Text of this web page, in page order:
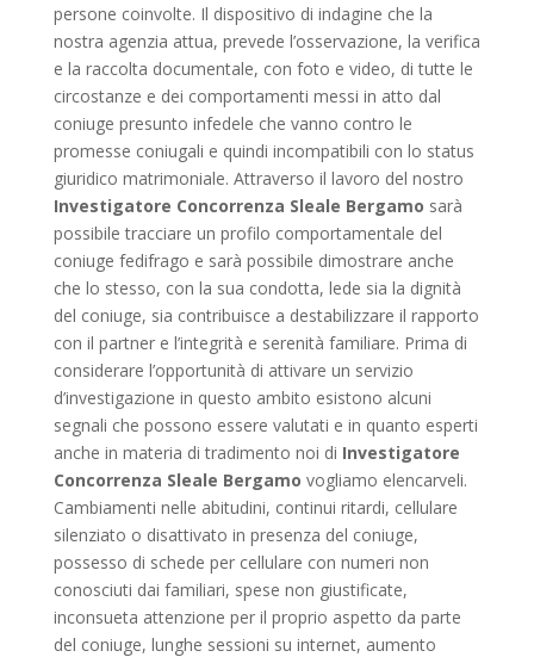
persone coinvolte. Il dispositivo di indagine che la
nostra agenzia attua, prevede l’osservazione, la verifica
e la raccolta documentale, con foto e video, di tutte le
circostanze e dei comportamenti messi in atto dal
coniuge presunto infedele che vanno contro le
promesse coniugali e quindi incompatibili con lo status
giuridico matrimoniale. Attraverso il lavoro del nostro
Investigatore Concorrenza Sleale Bergamo sarà
possibile tracciare un profilo comportamentale del
coniuge fedifrago e sarà possibile dimostrare anche
che lo stesso, con la sua condotta, lede sia la dignità
del coniuge, sia contribuisce a destabilizzare il rapporto
con il partner e l’integrità e serenità familiare. Prima di
considerare l’opportunità di attivare un servizio
d’investigazione in questo ambito esistono alcuni
segnali che possono essere valutati e in quanto esperti
anche in materia di tradimento noi di Investigatore
Concorrenza Sleale Bergamo vogliamo elencarveli.
Cambiamenti nelle abitudini, continui ritardi, cellulare
silenziato o disattivato in presenza del coniuge,
possesso di schede per cellulare con numeri non
conosciuti dai familiari, spese non giustificate,
inconsueta attenzione per il proprio aspetto da parte
del coniuge, lunghe sessioni su internet, aumento